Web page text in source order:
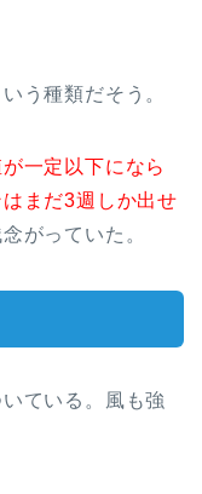
う種類だそう。
一定以下になら
まだ3週しか出せ
がっていた。
ている。風も強